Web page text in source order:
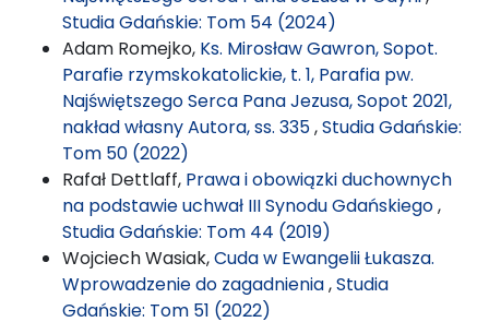
Studia Gdańskie: Tom 54 (2024)
Adam Romejko, Ks. Mirosław Gawron, Sopot.
Parafie rzymskokatolickie, t. 1, Parafia pw.
Najświętszego Serca Pana Jezusa, Sopot 2021,
nakład własny Autora, ss. 335,Studia Gdańskie:
Tom 50 (2022)
Rafał Dettlaff, Prawa i obowiązki duchownych
na podstawie uchwał III Synodu Gdańskiego,
Studia Gdańskie: Tom 44 (2019)
Wojciech Wasiak,Cuda w Ewangelii Łukasza.
Wprowadzenie do zagadnienia,Studia
Gdańskie: Tom 51 (2022)